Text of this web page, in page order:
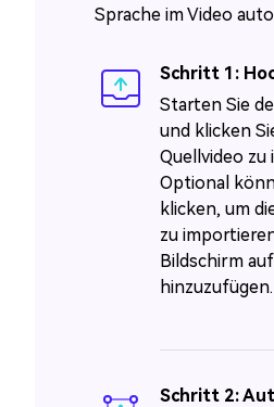
Sprache im Video
Schritt 1:
Starten Sie
und klicken
Quellvideo zu
Optional
klicken, um
zu
Bildschirm
hinzuzufügen.
Schritt 2: